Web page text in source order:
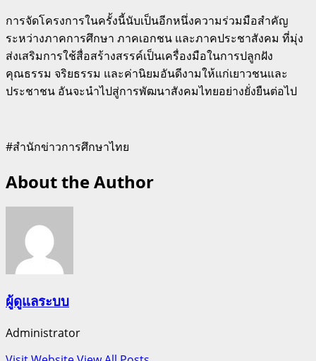
การจัดโครงการในครั้งนี้นับเป็นอีกหนึ่งความร่วมมือสำคัญ
ระหว่างภาคการศึกษา ภาคเอกชน และภาคประชาสังคม ที่มุ่ง
ส่งเสริมการใช้สื่อสร้างสรรค์เป็นเครื่องมือในการปลูกฝัง
คุณธรรม จริยธรรม และค่านิยมอันดีงามให้แก่เยาวชนและ
ประชาชน อันจะนำไปสู่การพัฒนาสังคมไทยอย่างยั่งยืนต่อไป
#สำนักข่าวการศึกษาไทย
About the Author
ผู้ดูแลระบบ
Administrator